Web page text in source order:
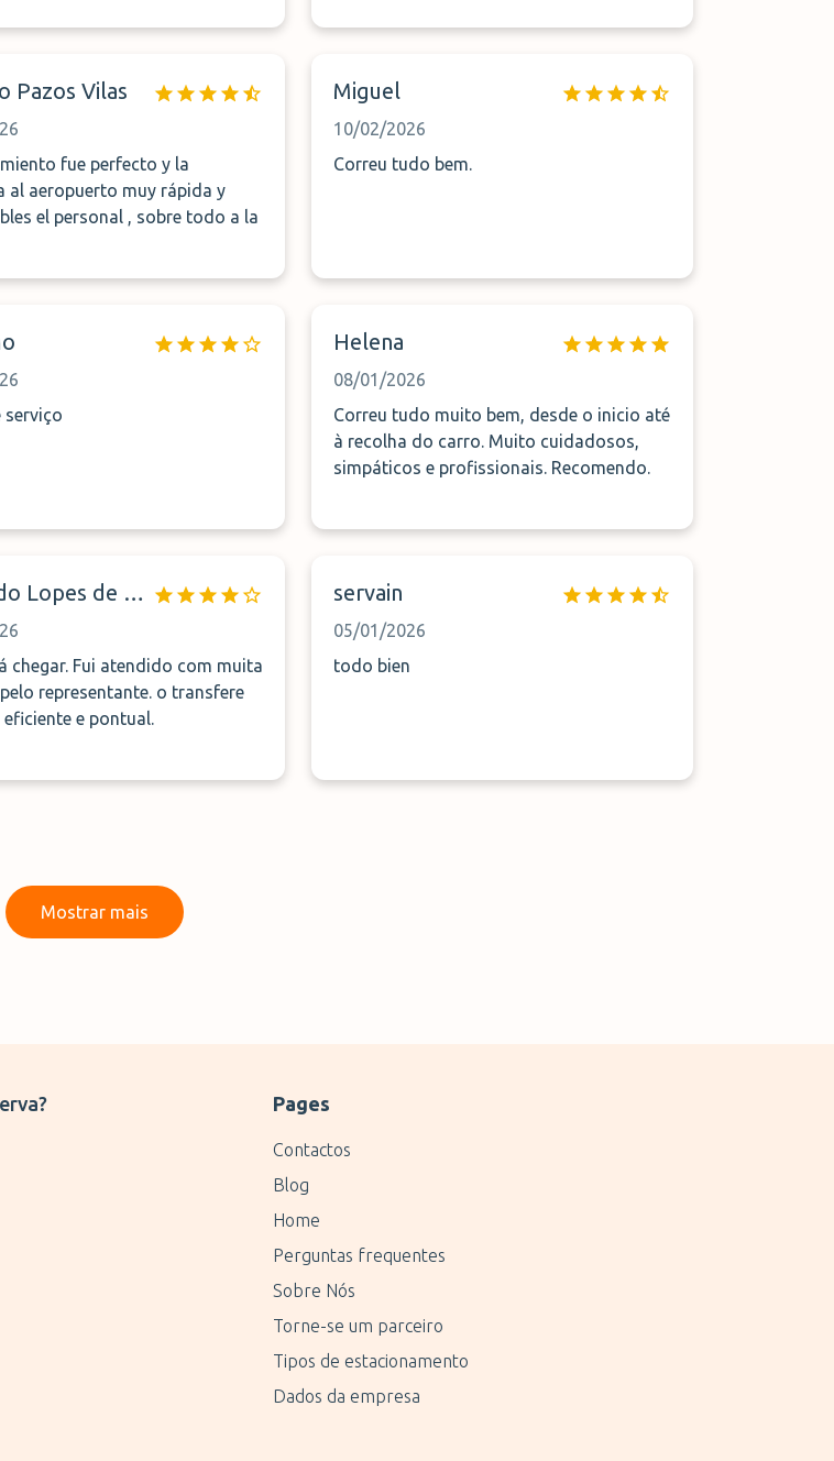
Pazos Vilas
fue perfecto y la
al aeropuerto muy rápida y
el personal , sobre todo a la
Miguel
10/02/2026
Correu tudo bem.
serviço
Helena
08/01/2026
Correu tudo muito bem, desde o inicio até
à recolha do carro. Muito cuidadosos,
simpáticos e profissionais. Recomendo.
Fernando Lopes de Sousa
chegar. Fui atendido com muita
representante. o transfere
e pontual.
servain
05/01/2026
todo bien
Mostrar mais
Pages
Contactos
Blog
Home
Perguntas frequentes
Sobre Nós
Torne-se um parceiro
Tipos de estacionamento
Dados da empresa